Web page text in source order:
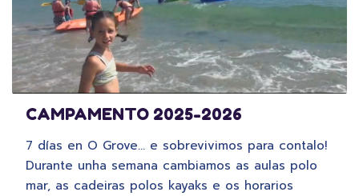
CAMPAMENTO 2025-2026
7 días en O Grove… e sobrevivimos para contalo!
Durante unha semana cambiamos as aulas polo
mar, as cadeiras polos kayaks e os horarios